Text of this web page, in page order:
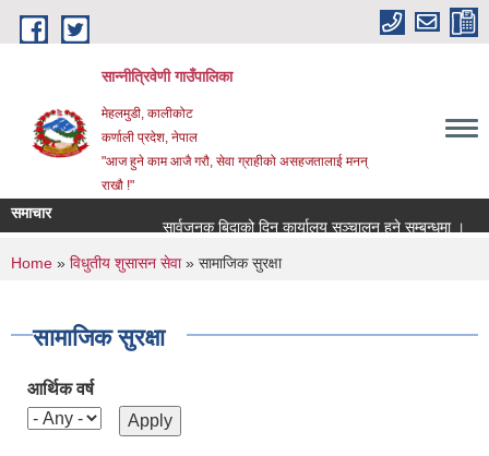
Skip to main content
सान्नीत्रिवेणी गाउँपालिका
मेहलमुडी, कालीकोट
कर्णाली प्रदेश, नेपाल
"आज हुने काम आजै गरौ, सेवा ग्राहीको असहजतालाई मनन्
राखौ !"
समाचार
सार्वजनुक बिदाको दिन कार्यालय सञ्चालन हुने सम्बन्धमा ।
You are here
Home » विधुतीय शुसासन सेवा» सामाजिक सुरक्षा
सामाजिक सुरक्षा
आर्थिक वर्ष